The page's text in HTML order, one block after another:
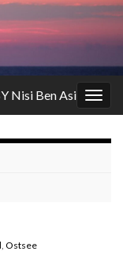
Nisi Ben Asi
Ostsee